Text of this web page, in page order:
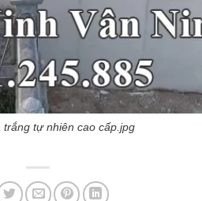
trắng tự nhiên cao cấp.jpg